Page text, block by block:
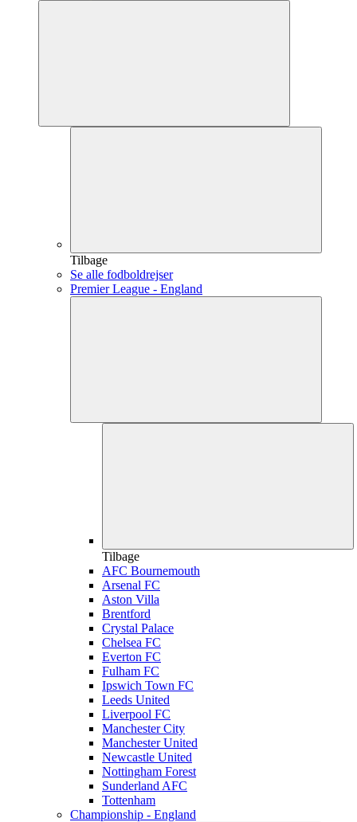
Tilbage
Se alle fodboldrejser
Premier League - England
Tilbage
AFC Bournemouth
Arsenal FC
Aston Villa
Brentford
Crystal Palace
Chelsea FC
Everton FC
Fulham FC
Ipswich Town FC
Leeds United
Liverpool FC
Manchester City
Manchester United
Newcastle United
Nottingham Forest
Sunderland AFC
Tottenham
Championship - England